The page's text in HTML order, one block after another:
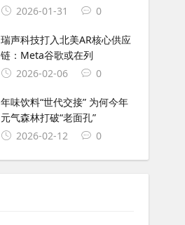
2026-01-31
0
瑞声科技打入北美AR核心供应
链：Meta谷歌或在列
2026-02-06
0
年味饮料“世代交接” 为何今年
元气森林打破“老面孔”
2026-02-12
0